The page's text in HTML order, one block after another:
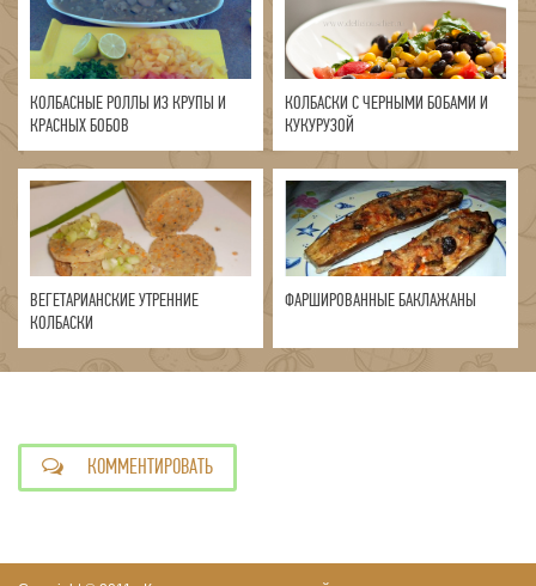
КОЛБАСНЫЕ РОЛЛЫ ИЗ КРУПЫ И
КРАСНЫХ БОБОВ
КОЛБАСКИ С ЧЕРНЫМИ БОБАМИ И
КУКУРУЗОЙ
ВЕГЕТАРИАНСКИЕ УТРЕННИЕ
КОЛБАСКИ
ФАРШИРОВАННЫЕ БАКЛАЖАНЫ
КОММЕНТИРОВАТЬ